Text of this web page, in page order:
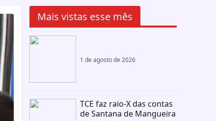
Mais vistas esse mês
1 de agosto de 2026
TCE faz raio-X das contas
de Santana de Mangueira